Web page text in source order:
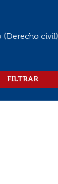
civil)
(Derecho civil)